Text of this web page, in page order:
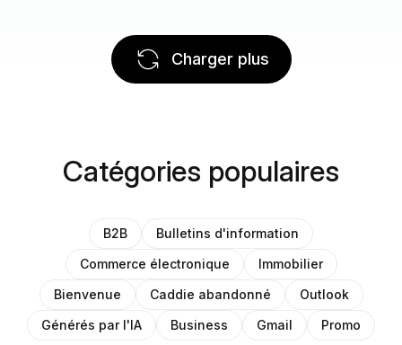
Charger plus
Catégories populaires
B2B
Bulletins d'information
Commerce électronique
Immobilier
Bienvenue
Caddie abandonné
Outlook
Générés par l'IA
Business Gmail Promo